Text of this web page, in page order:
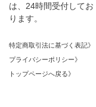
は、24時間受付してお
ります。
特定商取引法に基づく表記》
プライバシーポリシー》
トップページへ戻る》